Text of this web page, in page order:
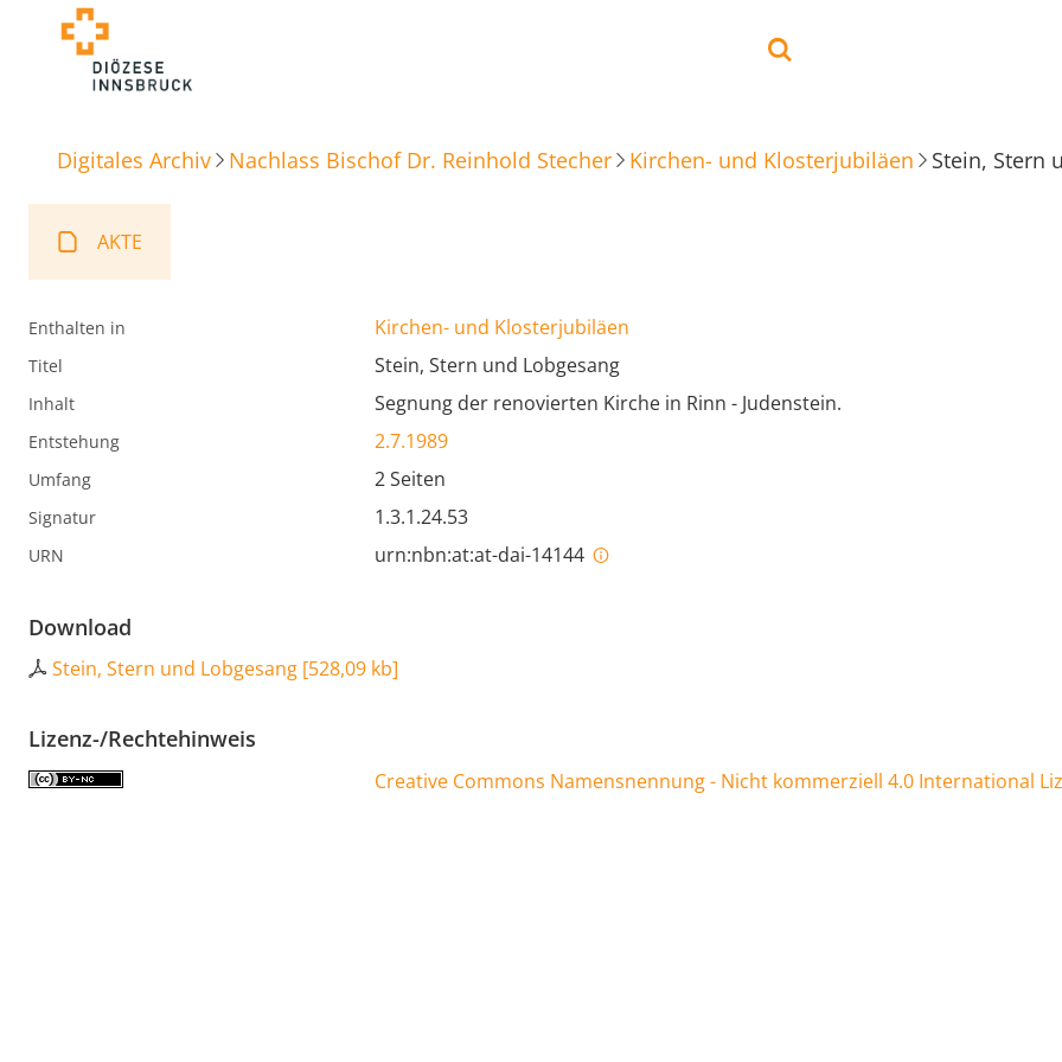
Digitales Archiv Nachlass Bischof Dr. Reinhold Stecher Kirchen- und Klosterjubiläen Stein, Stern
AKTE
Enthalten in Kirchen- und Klosterjubiläen
Titel Stein, Stern und Lobgesang
Inhalt Segnung der renovierten Kirche in Rinn - Judenstein.
Entstehung 2.7.1989
Umfang 2 Seiten
Signatur 1.3.1.24.53
URN urn:nbn:at:at-dai-14144
Download
Stein, Stern und Lobgesang [528,09 kb]
Lizenz-/Rechtehinweis
Creative Commons Namensnennung - Nicht kommerziell 4.0 International